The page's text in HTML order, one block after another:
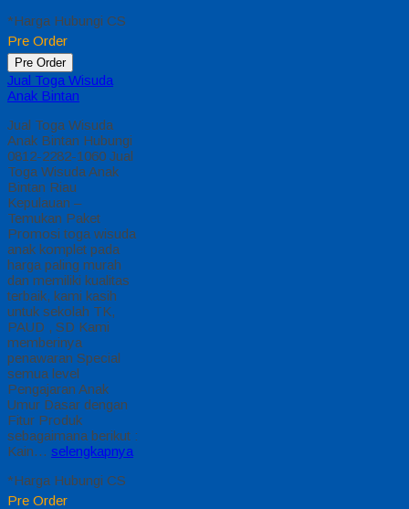
*Harga Hubungi CS
Pre Order
Pre Order
Jual Toga Wisuda
Anak Bintan
Jual Toga Wisuda
Anak Bintan Hubungi
0812-2282-1060 Jual
Toga Wisuda Anak
Bintan Riau
Kepulauan –
Temukan Paket
Promosi toga wisuda
anak komplet pada
harga paling murah
dan memiliki kualitas
terbaik, kami kasih
untuk sekolah TK,
PAUD , SD Kami
memberinya
penawaran Special
semua level
Pengajaran Anak
Umur Dasar dengan
Fitur Produk
sebagaimana berikut :
Kain… selengkapnya
*Harga Hubungi CS
Pre Order